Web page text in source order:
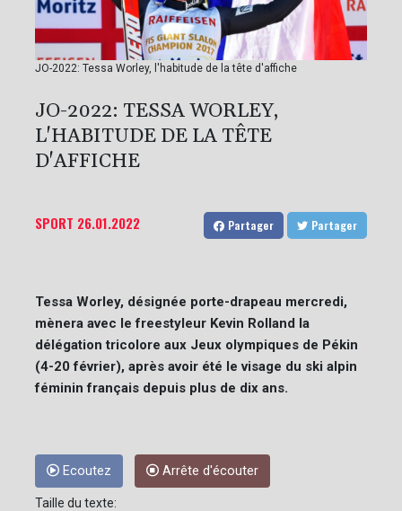
JO-2022: Tessa Worley, l'habitude de la tête d'affiche
JO-2022: TESSA WORLEY,
L'HABITUDE DE LA TÊTE
D'AFFICHE
SPORT 26.01.2022 Partager Partager
Tessa Worley, désignée porte-drapeau mercredi,
mènera avec le freestyleur Kevin Rolland la
délégation tricolore aux Jeux olympiques de Pékin
(4-20 février), après avoir été le visage du ski alpin
féminin français depuis plus de dix ans.
Ecoutez Arrête d'écouter
Taille du texte: